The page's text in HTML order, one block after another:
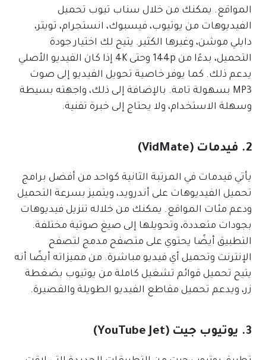
المواقع. يمكنك من خلال سناب تيوب تحميل
الفيديوهات من يوتيوب، فيسبوك، انستجرام، تويتر،
دايلي موشن، وغيرها الكثير. يتيح لك اختيار جودة
التحميل، بدءًا من 144p وحتى 4K إذا كان الفيديو الأصلي
يدعم ذلك. كما يوفر خاصية تحويل الفيديو إلى صوت
MP3 بسهولة تامة. بالإضافة إلى ذلك، واجهته بسيطة
وسهلة الاستخدام، ولا يحتاج إلى خبرة تقنية.
2. فيدمات (VidMate)
يأتي فيدمات في المرتبة الثانية كواحد من أفضل برامج
تحميل الفيديوهات على أندرويد، ويتميز بسرعة التحميل
ودعم مئات المواقع. يمكنك من خلاله تنزيل فيديوهات
بجودات متعددة، وتحويلها إلى صيغ صوتية مختلفة.
التطبيق أيضًا يحتوي على متصفح مدمج لتصفح
الإنترنت وتحميل أي فيديو مباشرة. من مميزاته أيضًا أنه
يتيح تحميل قوائم تشغيل كاملة من يوتيوب بضغطة
زر، ويدعم تحميل مقاطع الفيديو الطويلة والقصيرة.
3. يوتيوب جيت (YouTube Jet)